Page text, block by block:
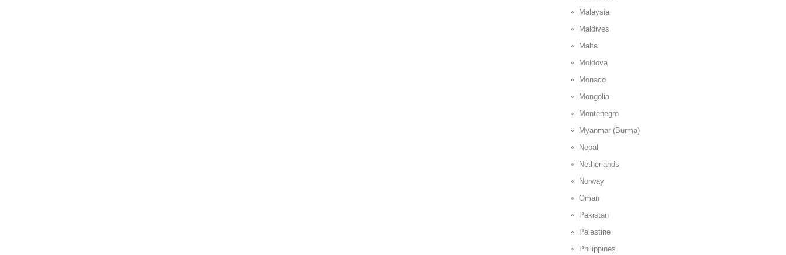
Malaysia
Maldives
Malta
Moldova
Monaco
Mongolia
Montenegro
Myanmar (Burma)
Nepal
Netherlands
Norway
Oman
Pakistan
Palestine
Philippines